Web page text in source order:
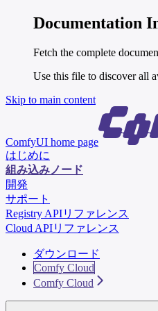
Documentation
Fetch the complete
Use this file to discover all
Skip to main content
ComfyUI home page
はじめに
組み込みノード
開発
サポート
Registry APIリファレンス
Cloud APIリファレンス
ダウンロード
Comfy Cloud
Comfy Cloud